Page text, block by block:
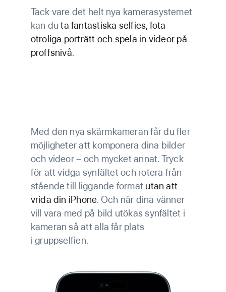
Tack vare det helt nya kamerasystemet
kan duta fantastiska selfies, fota
otroliga porträtt och spela in videor på
proffsnivå.
Med den nya skärm­kameran får du fler
möjlig­heter att komponera dina bilder
och videor – och mycket annat. Tryck
för att vidga synfältet och rotera från
stående till liggande format utan att
vrida din iPhone. Och när dina vänner
vill vara med på bild utökas synfältet i
kameran så att alla får plats
i gruppselfien.